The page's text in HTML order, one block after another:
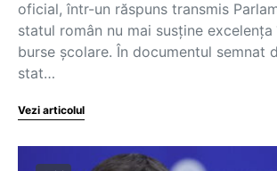
oficial, într-un răspuns transmis
statul român nu mai susține
burse școlare. În documentul semnat
stat…
Vezi articolul